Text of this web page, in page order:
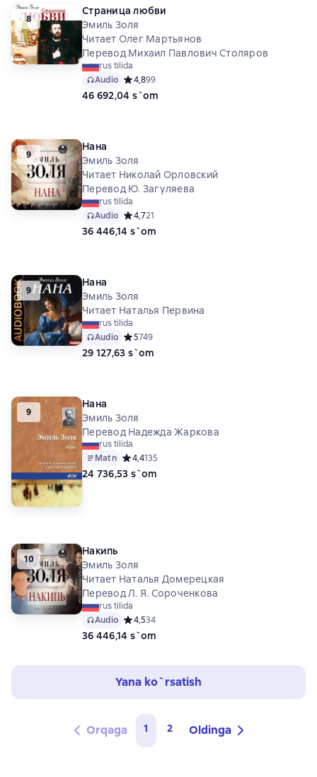
8
Страница любви
Эмиль Золя
Читает Олег Мартьянов
Перевод Михаил Павлович Столяров
rus tilida
Audio Средний рейтинг 4,8 на основе 99 оценок
4,899
46 692,04 s`om
9
Нана
Эмиль Золя
Читает Николай Орловский
Перевод Ю. Загуляева
rus tilida
Audio Средний рейтинг 4,7 на основе 21 оценок
4,721
36 446,14 s`om
9
Нана
Эмиль Золя
Читает Наталья Первина
rus tilida
Audio Средний рейтинг 5 на основе 749 оценок
5749
29 127,63 s`om
9
Нана
Эмиль Золя
Перевод Надежда Жаркова
rus tilida
Matn Средний рейтинг 4,4 на основе 135 оценок
4,4135
24 736,53 s`om
10
Накипь
Эмиль Золя
Читает Наталья Домерецкая
Перевод Л. Я. Сороченкова
rus tilida
Audio Средний рейтинг 4,5 на основе 34 оценок
4,534
36 446,14 s`om
Yana ko`rsatish
Orqaga 1 2 Oldinga